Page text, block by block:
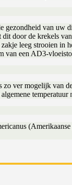
gezondheid van uw
door de krekels
leeg strooien
van een AD3-
ver mogelijk van
temperatuur